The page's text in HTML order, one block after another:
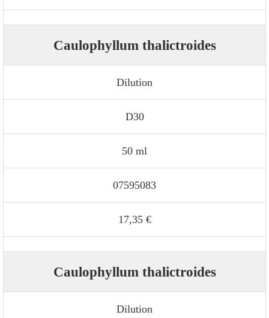
Caulophyllum thalictroides
Dilution
D30
50 ml
07595083
17,35 €
Caulophyllum thalictroides
Dilution